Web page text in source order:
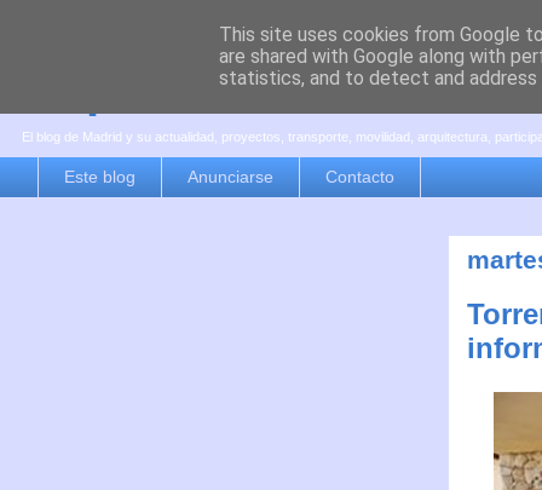
es por madrid
El blog de Madrid y su actualidad, proyectos, transporte, movilidad, arquitectura,
Este blog Anunciarse Contacto
This site uses cookies from Google
are shared with Google along with
statistics, and to detect and address